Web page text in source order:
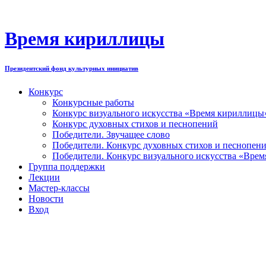
содержимому
Время кириллицы
Президентский фонд культурных инициатив
Конкурс
Конкурсные работы
Конкурс визуального искусства «Время
Конкурс духовных стихов и песнопений
Победители. Звучащее слово
Победители. Конкурс духовных стихов и
Победители. Конкурс визуального искусства
Группа поддержки
Лекции
Мастер-классы
Новости
Вход